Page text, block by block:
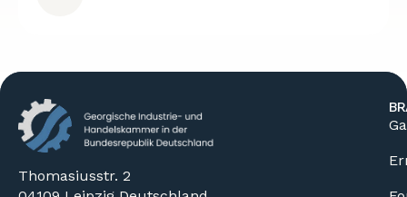
Thomasiusstr. 2